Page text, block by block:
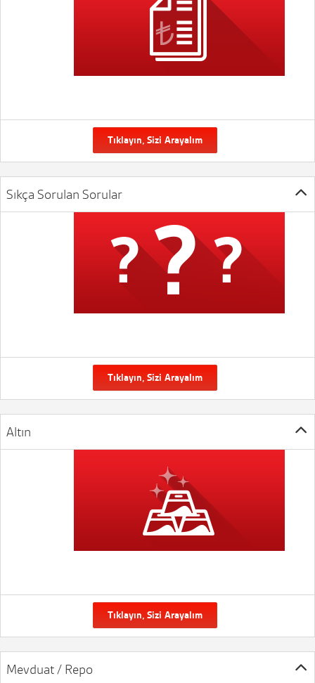
Tıklayın, Sizi Arayalım
Sıkça Sorulan Sorular
Tıklayın, Sizi Arayalım
Altın
Tıklayın, Sizi Arayalım
Mevduat / Repo